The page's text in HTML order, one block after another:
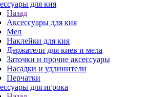
для кия
Назад
Аксессуары для кия
Мел
Наклейки для кия
Держатели для киев и мела
Заточки и прочие аксессуары
Насадки и удлинители
Перчатки
для игрока